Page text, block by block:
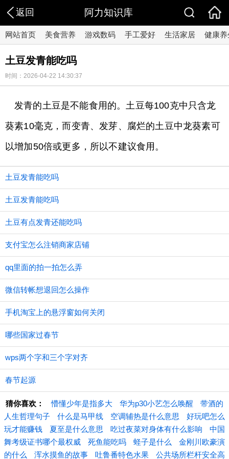
返回 阿力知识库
网站首页 美食营养 游戏数码 手工爱好 生活家居 健康养
土豆发青能吃吗
时间：2026-04-22 14:30:37
发青的土豆是不能食用的。土豆每100克中只含龙
葵素10毫克，而变青、发芽、腐烂的土豆中龙葵素可
以增加50倍或更多，所以不建议食用。
土豆发青能吃吗
土豆发青能吃吗
土豆有点发青还能吃吗
支付宝怎么注销商家店铺
qq里面的拍一拍怎么弄
微信转帐想退回怎么操作
手机淘宝上的悬浮窗如何关闭
哪些国家过春节
wps两个字和三个字对齐
春节起源
猜你喜欢： 懵懂少年是指多大 华为p30小艺怎么唤醒
带酒的
人生哲理句子
什么是马甲线 空调辅热是什么意思
好玩吧怎么
玩才能赚钱
夏至是什么意思 吃过夜菜对身体有什么影响
中国
舞考级证书哪个最权威
死鱼能吃吗 蛏子是什么
金刚川欧豪演
的什么
浑水摸鱼的故事 吐鲁番特色水果 公共场所栏杆安全高